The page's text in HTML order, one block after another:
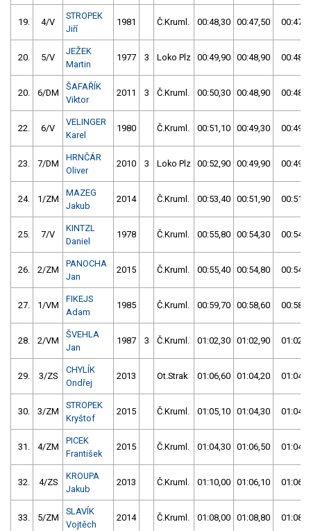
19. 4/V
STROPEK
Jiří
1981 Č.Kruml. 00:48,30 00:47,50
20. 5/V
JEŽEK
Martin
1977 3 Loko Plz 00:49,90 00:48,90
20. 6/DM
ŠAFAŘÍK
Viktor
2011 3 Č.Kruml. 00:50,30 00:48,90
22. 6/V
VELINGER
Karel
1980 Č.Kruml. 00:51,10 00:49,30
23. 7/DM
HRNČÁR
Oliver
2010 3 Loko Plz 00:52,90 00:49,90
24. 1/ZM
MAZEG
Jakub
2014 Č.Kruml. 00:53,40 00:51,90
25. 7/V
KINTZL
Daniel
1978 Č.Kruml. 00:55,80 00:54,30
26. 2/ZM
PANOCHA
Jan
2015 Č.Kruml. 00:55,40 00:54,80
27. 1/VM
FIKEJS
Adam
1985 Č.Kruml. 00:59,70 00:58,60
28. 2/VM
ŠVEHLA
Jan
1987 3 Č.Kruml. 01:02,30 01:02,90
29. 3/ZS
CHYLÍK
Ondřej
2013 Ot.Strak 01:06,60 01:04,20
30. 3/ZM
STROPEK
Kryštof
2015 Č.Kruml. 01:05,10 01:04,30
31. 4/ZM
PICEK
František
2015 Č.Kruml. 01:04,30 01:06,50
32. 4/ZS
KROUPA
Jakub
2013 Č.Kruml. 01:10,00 01:06,10
33. 5/ZM
SLAVÍK
Vojtěch
2014 Č.Kruml. 01:08,00 01:08,80